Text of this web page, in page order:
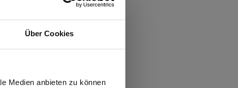
Über Cookies
Medien anbieten zu können
gegen Mücken